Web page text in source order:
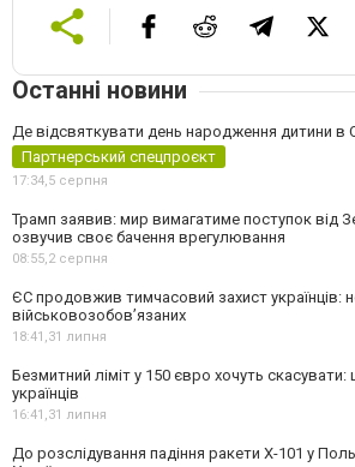
Останні новини
Де відсвяткувати день народження дитини в
Партнерський спецпроєкт
17:34,5 серпня
Трамп заявив: мир вимагатиме поступок від
озвучив своє бачення врегулювання
08:55,2 серпня
ЄС продовжив тимчасовий захист українців:
військовозобов’язаних
18:41,31 липня
Безмитний ліміт у 150 євро хочуть
українців
16:41,31 липня
До розслідування падіння ракети Х-101 у